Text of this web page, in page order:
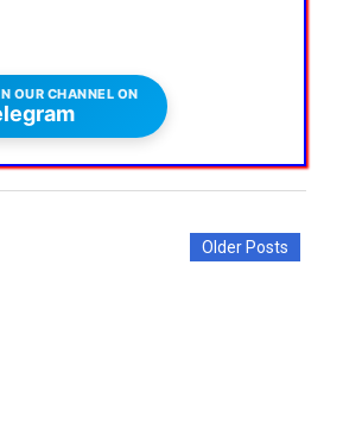
OUR CHANNEL ON
Older Posts